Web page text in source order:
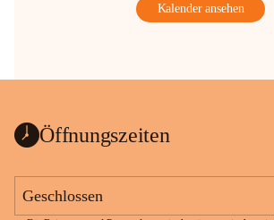
Kalender ansehen
Öffnungszeiten
Geschlossen